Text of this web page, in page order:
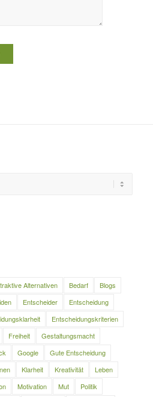
Alternativen Bedarf
Blogs
Entscheider
Entscheidung
Entscheidungskriterien
Freiheit
Gestaltungsmacht
Google
Gute Entscheidung
Klarheit Kreativität
Leben
Motivation Mut
Politik